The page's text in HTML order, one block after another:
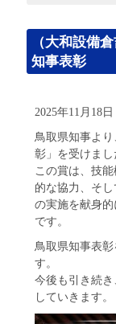
（大和設備
知事表彰
2025年11月18日
鳥取県知事よ
彰」を受けま
この賞は、技
的な協力、そ
の実施を献身
です。
鳥取県知事表
す。
今後も引き続
していきます。